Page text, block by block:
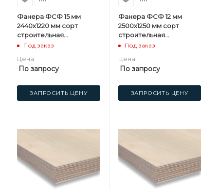
Фанера ФСФ 15 мм
2440х1220 мм сорт
строительная
нешлифованная
Под заказ
Цена:
По запросу
ЗАПРОСИТЬ ЦЕНУ
Фанера ФСФ 12 мм
2500х1250 мм сорт
строительная
нешлифованная
Под заказ
Цена:
По запросу
ЗАПРОСИТЬ ЦЕНУ